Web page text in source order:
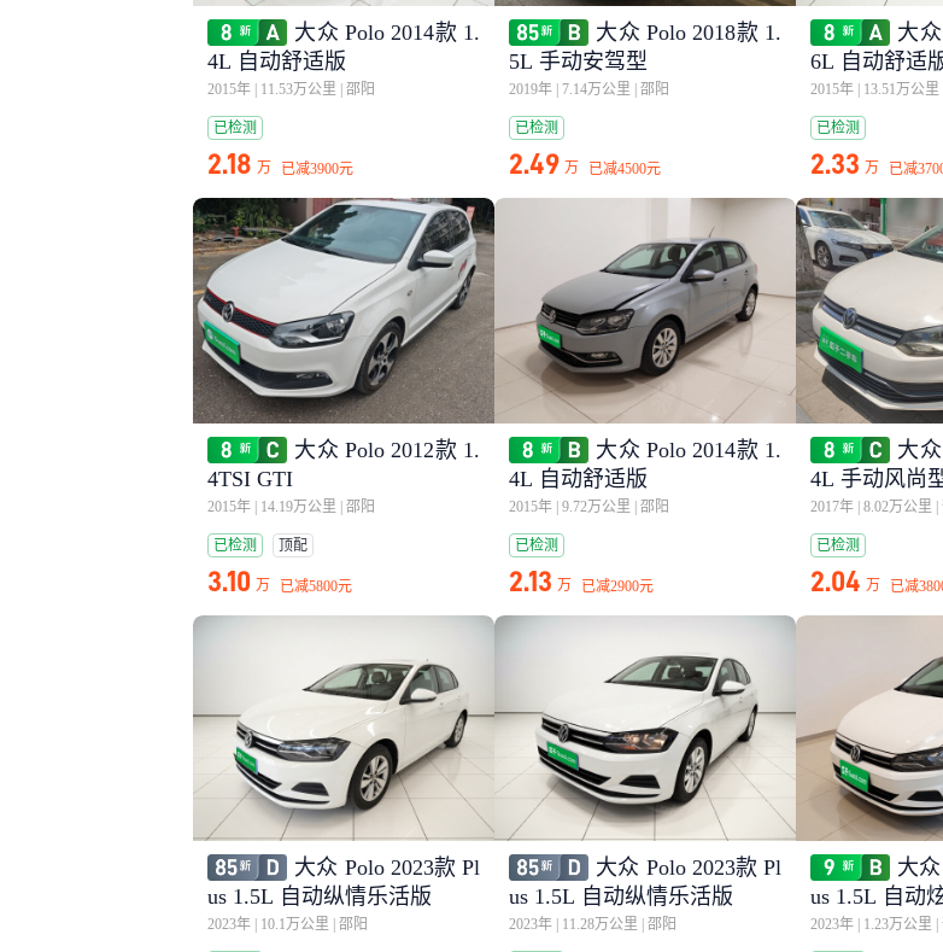
大众 Polo 2014款 1.
4L 自动舒适版
2015年 11.53万公里 邵阳
已检测
2.18 万 已减3900元
大众 Polo 2018款 1.
5L 手动安驾型
2019年 7.14万公里 邵阳
已检测
2.49 万 已减4500元
大
6L 自动舒适
2015年 13.51万公里
已检测
2.33 万 已减
大众 Polo 2012款 1.
4TSI GTI
2015年 14.19万公里 邵阳
已检测 顶配
3.10 万 已减5800元
大众 Polo 2014款 1.
4L 自动舒适版
2015年 9.72万公里 邵阳
已检测
2.13 万 已减2900元
大
4L 手动风尚
2017年 8.02万公里
已检测
2.04 万 已减
大众 Polo 2023款 Pl
us 1.5L 自动纵情乐活版
2023年 10.1万公里 邵阳
大众 Polo 2023款 Pl
us 1.5L 自动纵情乐活版
2023年 11.28万公里 邵阳
大众
us 1.5L 自动
2023年 1.23万公里